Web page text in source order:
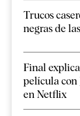
Trucos
negras de
Final
película con
en Netflix